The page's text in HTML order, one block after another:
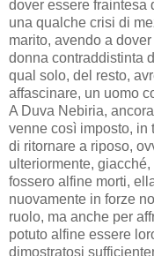
dover essere fraintesa
una qualche crisi di
marito, avendo a
donna contraddistinta
qual solo, del resto,
affascinare, un uomo
A Duva Nebiria,
venne così imposto, in
di ritornare a riposo,
ulteriormente,
fossero alfine morti,
nuovamente in forze
ruolo, ma anche per
potuto alfine essere
dimostratosi